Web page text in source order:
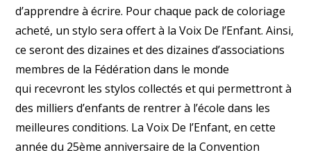
d’apprendre à écrire. Pour chaque pack de coloriage
acheté, un stylo sera offert à la Voix De l’Enfant. Ainsi,
ce seront des dizaines et des dizaines d’associations
membres de la Fédération dans le monde
qui recevront les stylos collectés et qui permettront à
des milliers d’enfants de rentrer à l’école dans les
meilleures conditions. La Voix De l’Enfant, en cette
année du 25ème anniversaire de la Convention